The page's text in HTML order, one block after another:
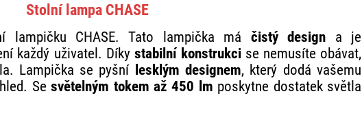
Stolní lampa CHASE
lampičku CHASE. Tato lampička má čistý design a je
každý uživatel. Díky stabilní konstrukci se nemusíte obávat,
Lampička se pyšní lesklým designem, který dodá vašemu
Se světelným tokem až 450 lm poskytne dostatek světla